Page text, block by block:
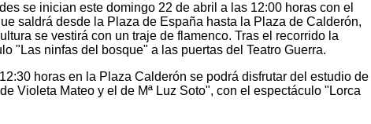
se inician este domingo 22 de abril a las 12:00 horas con el
saldrá desde la Plaza de España hasta la Plaza de Calderón,
se vestirá con un traje de flamenco. Tras el recorrido la
"Las ninfas del bosque" a las puertas del Teatro Guerra.
horas en la Plaza Calderón se podrá disfrutar del estudio de
Violeta Mateo y el de Mª Luz Soto", con el espectáculo "Lorca